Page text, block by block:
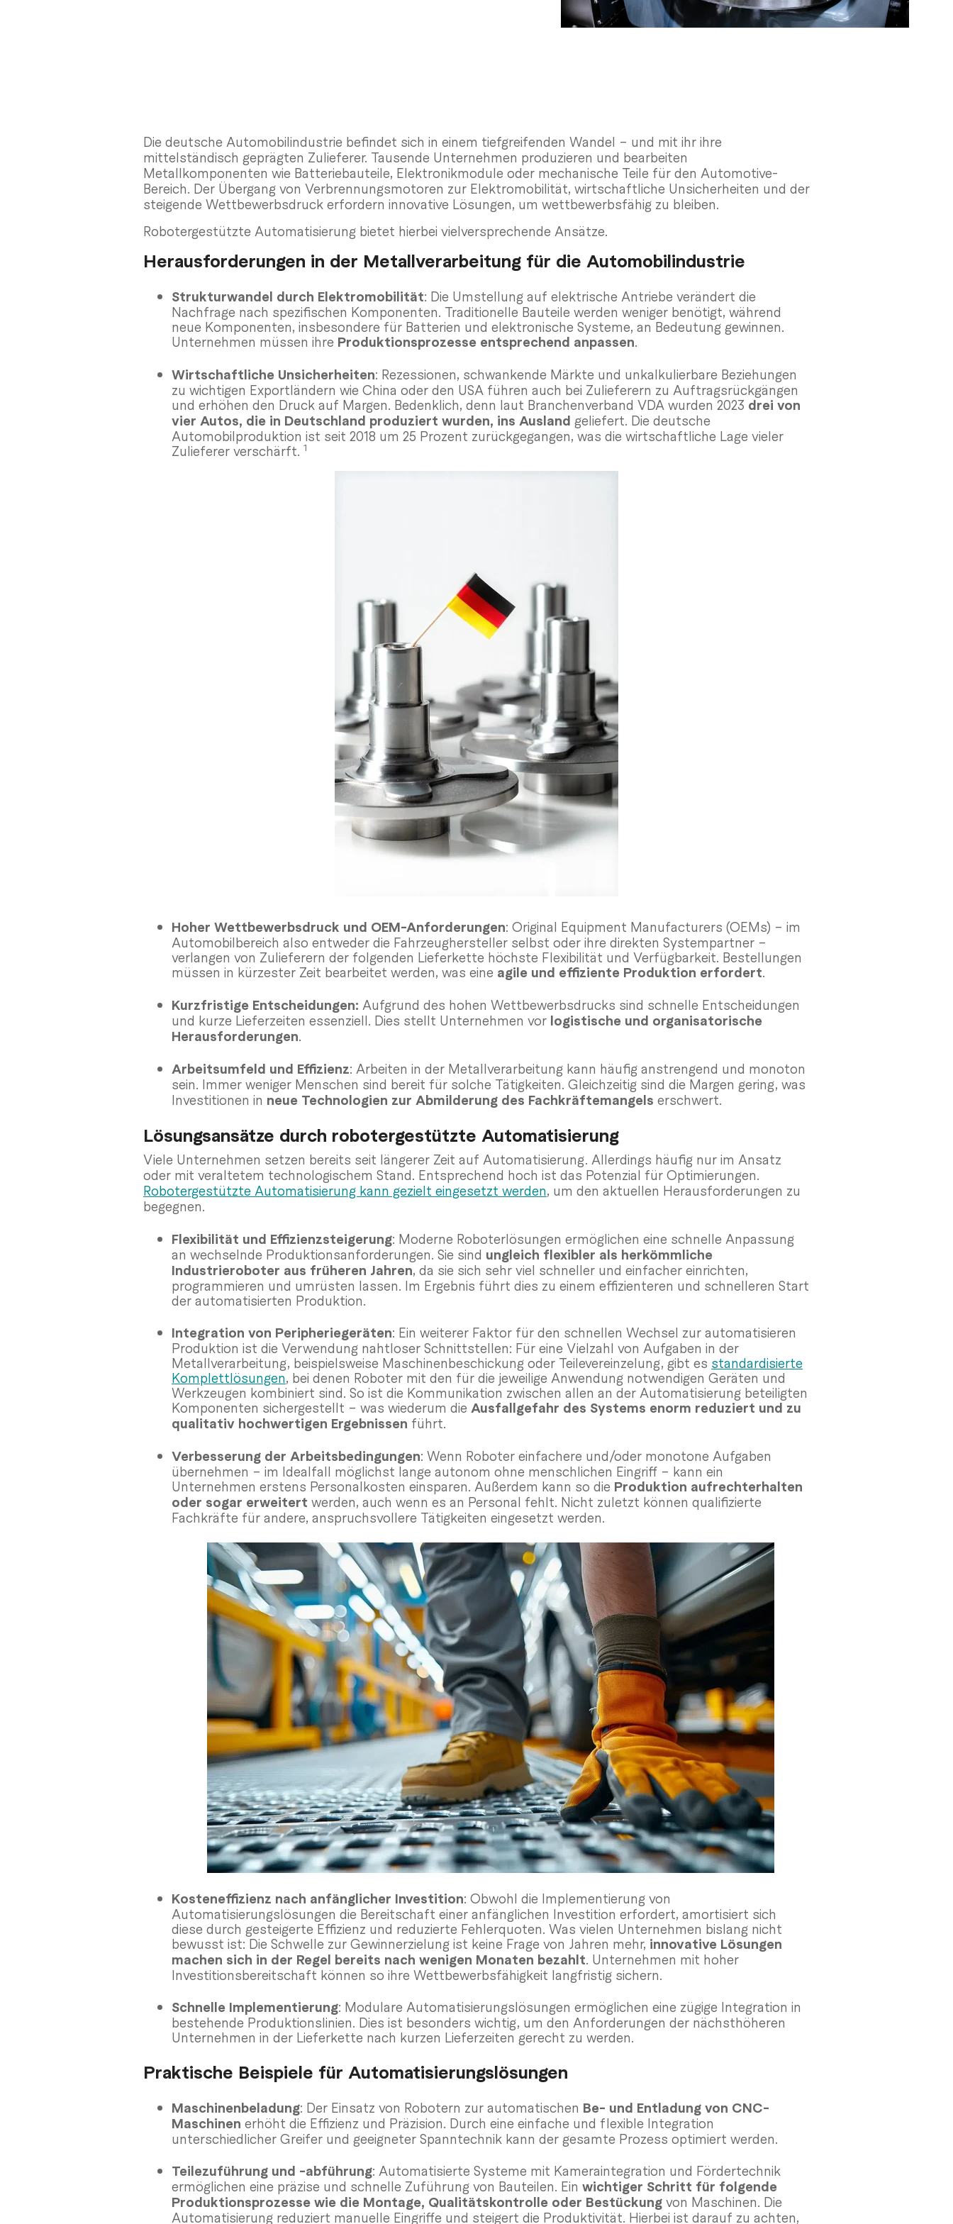
Die deutsche Automobilindustrie befindet sich in einem tiefgreifenden Wandel – und mit ihr ihre
mittelständisch geprägten Zulieferer. Tausende Unternehmen produzieren und bearbeiten
Metallkomponenten wie Batteriebauteile, Elektronikmodule oder mechanische Teile für den Automotive-
Bereich. Der Übergang von Verbrennungsmotoren zur Elektromobilität, wirtschaftliche Unsicherheiten und der
steigende Wettbewerbsdruck erfordern innovative Lösungen, um wettbewerbsfähig zu bleiben.
Robotergestützte Automatisierung bietet hierbei vielversprechende Ansätze.
Herausforderungen in der Metallverarbeitung für die Automobilindustrie
Strukturwandel durch Elektromobilität: Die Umstellung auf elektrische Antriebe verändert die
Nachfrage nach spezifischen Komponenten. Traditionelle Bauteile werden weniger benötigt, während
neue Komponenten, insbesondere für Batterien und elektronische Systeme, an Bedeutung gewinnen.
Unternehmen müssen ihre Produktionsprozesse entsprechend anpassen.
Wirtschaftliche Unsicherheiten: Rezessionen, schwankende Märkte und unkalkulierbare Beziehungen
zu wichtigen Exportländern wie China oder den USA führen auch bei Zulieferern zu Auftragsrückgängen
und erhöhen den Druck auf Margen. Bedenklich, denn laut Branchenverband VDA wurden 2023 drei von
vier Autos, die in Deutschland produziert wurden, ins Ausland geliefert. Die deutsche
Automobilproduktion ist seit 2018 um 25 Prozent zurückgegangen, was die wirtschaftliche Lage vieler
Zulieferer verschärft. 1
Hoher Wettbewerbsdruck und OEM-Anforderungen: Original Equipment Manufacturers (OEMs) – im
Automobilbereich also entweder die Fahrzeughersteller selbst oder ihre direkten Systempartner –
verlangen von Zulieferern der folgenden Lieferkette höchste Flexibilität und Verfügbarkeit. Bestellungen
müssen in kürzester Zeit bearbeitet werden, was eine agile und effiziente Produktion erfordert.
Kurzfristige Entscheidungen: Aufgrund des hohen Wettbewerbsdrucks sind schnelle Entscheidungen
und kurze Lieferzeiten essenziell. Dies stellt Unternehmen vor logistische und organisatorische
Herausforderungen.
Arbeitsumfeld und Effizienz: Arbeiten in der Metallverarbeitung kann häufig anstrengend und monoton
sein. Immer weniger Menschen sind bereit für solche Tätigkeiten. Gleichzeitig sind die Margen gering, was
Investitionen in neue Technologien zur Abmilderung des Fachkräftemangels erschwert.
Lösungsansätze durch robotergestützte Automatisierung
Viele Unternehmen setzen bereits seit längerer Zeit auf Automatisierung. Allerdings häufig nur im Ansatz
oder mit veraltetem technologischem Stand. Entsprechend hoch ist das Potenzial für Optimierungen.
Robotergestützte Automatisierung kann gezielt eingesetzt werden, um den aktuellen Herausforderungen zu
begegnen.
Flexibilität und Effizienzsteigerung: Moderne Roboterlösungen ermöglichen eine schnelle Anpassung
an wechselnde Produktionsanforderungen. Sie sind ungleich flexibler als herkömmliche
Industrieroboter aus früheren Jahren, da sie sich sehr viel schneller und einfacher einrichten,
programmieren und umrüsten lassen. Im Ergebnis führt dies zu einem effizienteren und schnelleren Start
der automatisierten Produktion.
Integration von Peripheriegeräten: Ein weiterer Faktor für den schnellen Wechsel zur automatisieren
Produktion ist die Verwendung nahtloser Schnittstellen: Für eine Vielzahl von Aufgaben in der
Metallverarbeitung, beispielsweise Maschinenbeschickung oder Teilevereinzelung, gibt es standardisierte
Komplettlösungen, bei denen Roboter mit den für die jeweilige Anwendung notwendigen Geräten und
Werkzeugen kombiniert sind. So ist die Kommunikation zwischen allen an der Automatisierung beteiligten
Komponenten sichergestellt – was wiederum die Ausfallgefahr des Systems enorm reduziert und zu
qualitativ hochwertigen Ergebnissen führt.
Verbesserung der Arbeitsbedingungen: Wenn Roboter einfachere und/oder monotone Aufgaben
übernehmen – im Idealfall möglichst lange autonom ohne menschlichen Eingriff – kann ein
Unternehmen erstens Personalkosten einsparen. Außerdem kann so die Produktion aufrechterhalten
oder sogar erweitert werden, auch wenn es an Personal fehlt. Nicht zuletzt können qualifizierte
Fachkräfte für andere, anspruchsvollere Tätigkeiten eingesetzt werden.
Kosteneffizienz nach anfänglicher Investition: Obwohl die Implementierung von
Automatisierungslösungen die Bereitschaft einer anfänglichen Investition erfordert, amortisiert sich
diese durch gesteigerte Effizienz und reduzierte Fehlerquoten. Was vielen Unternehmen bislang nicht
bewusst ist: Die Schwelle zur Gewinnerzielung ist keine Frage von Jahren mehr, innovative Lösungen
machen sich in der Regel bereits nach wenigen Monaten bezahlt. Unternehmen mit hoher
Investitionsbereitschaft können so ihre Wettbewerbsfähigkeit langfristig sichern.
Schnelle Implementierung: Modulare Automatisierungslösungen ermöglichen eine zügige Integration in
bestehende Produktionslinien. Dies ist besonders wichtig, um den Anforderungen der nächsthöheren
Unternehmen in der Lieferkette nach kurzen Lieferzeiten gerecht zu werden.
Praktische Beispiele für Automatisierungslösungen
Maschinenbeladung: Der Einsatz von Robotern zur automatischen Be- und Entladung von CNC-
Maschinen erhöht die Effizienz und Präzision. Durch eine einfache und flexible Integration
unterschiedlicher Greifer und geeigneter Spanntechnik kann der gesamte Prozess optimiert werden.
Teilezuführung und -abführung: Automatisierte Systeme mit Kameraintegration und Fördertechnik
ermöglichen eine präzise und schnelle Zuführung von Bauteilen. Ein wichtiger Schritt für folgende
Produktionsprozesse wie die Montage, Qualitätskontrolle oder Bestückung von Maschinen. Die
Automatisierung reduziert manuelle Eingriffe und steigert die Produktivität. Hierbei ist darauf zu achten,